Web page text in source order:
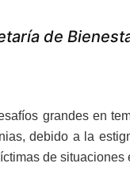
de
grandes en
debido a la
de situaciones